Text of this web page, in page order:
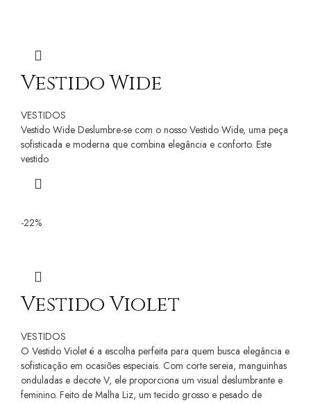
Vestido Wide
VESTIDOS
Vestido Wide Deslumbre-se com o nosso Vestido Wide, uma peça
sofisticada e moderna que combina elegância e conforto. Este
vestido
-22%
Vestido Violet
VESTIDOS
O Vestido Violet é a escolha perfeita para quem busca elegância e
sofisticação em ocasiões especiais. Com corte sereia, manguinhas
onduladas e decote V, ele proporciona um visual deslumbrante e
feminino. Feito de Malha Liz, um tecido grosso e pesado de